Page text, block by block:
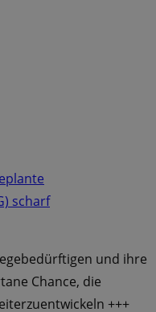
scharf
und ihre
Chance, die
+++